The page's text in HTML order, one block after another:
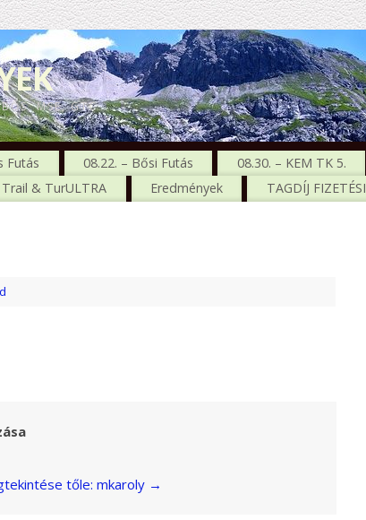
MSE, GTC
Futás 08.22. – Bősi Futás 08.30. – KEM TK 5.
& TurULTRA Eredmények TAGDÍJ
tőle: mkaroly →